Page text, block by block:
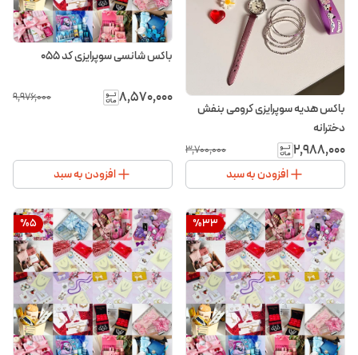
باکس هدیه سوپرایزی کرومی بنفش
دخترانه
۲٬۹۸۸٬۰۰۰ ۳٬۷۰۰٬۰۰۰
افزودن به سبد
باکس شانسی سوپرایزی کد ۰۵۵
۸٬۵۷۰٬۰۰۰ ۹٬۹۷۶٬۰۰۰
افزودن به سبد
%33
%5